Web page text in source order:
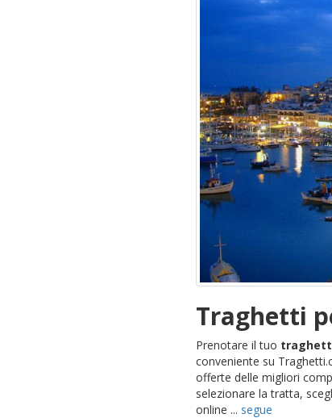
Traghetti
Prenotare il tuo
conveniente su
offerte delle migliori
selezionare la tratta,
online ... segue